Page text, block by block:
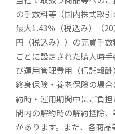
の手数料等（国内株式取
最大1.43％（税込み）（
円（税込み））の売買手
ごとに設定された購入時
び運用管理費用（信託報
終身保険・養老保険の場
約時・運用期間中にご負
間内の解約時の解約控除
があります。また、各商